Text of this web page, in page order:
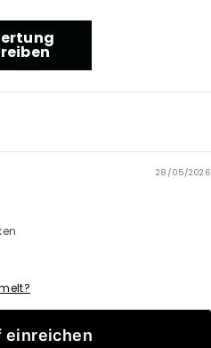
28/05/2026
einreichen